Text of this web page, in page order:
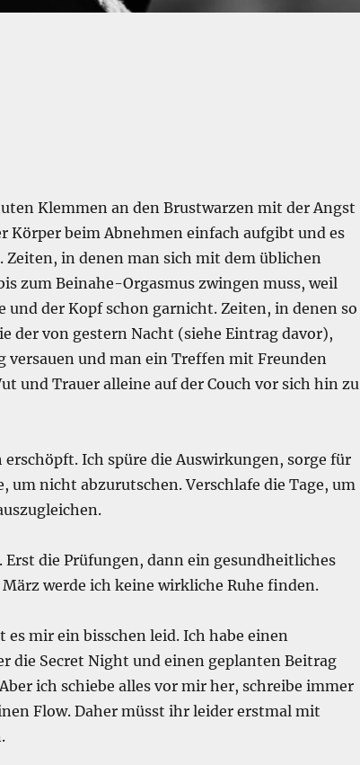
Klemmen an den Brustwarzen mit der Angst
Körper beim Abnehmen einfach aufgibt und es
Zeiten, in denen man sich mit dem üblichen
zum Beinahe-Orgasmus zwingen muss, weil
und der Kopf schon garnicht. Zeiten, in denen so
der von gestern Nacht (siehe Eintrag davor),
versauen und man ein Treffen mit Freunden
und Trauer alleine auf der Couch vor sich hin zu
Ich spüre die Auswirkungen, sorge für
um nicht abzurutschen. Verschlafe die Tage, um
Erst die Prüfungen, dann ein gesundheitliches
werde ich keine wirkliche Ruhe finden.
es mir ein bisschen leid. Ich habe einen
die Secret Night und einen geplanten Beitrag
ich schiebe alles vor mir her, schreibe immer
Flow. Daher müsst ihr leider erstmal mit